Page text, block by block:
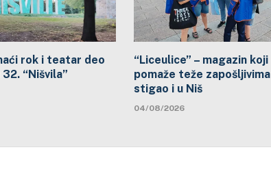
rok i teatar deo
“Nišvila”
“Liceulice” – magazin koji
pomaže teže zapošljivima
stigao i u Niš
04/08/2026